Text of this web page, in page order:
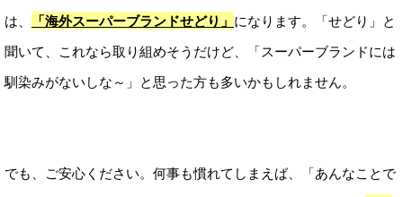
は、
「海外スーパーブランドせどり」 になります。「せどり」と
聞いて、これなら取り組めそうだけど、「スーパーブランドには
馴染みがないしな～」と思った方も多いかもしれません。
でも、ご安心ください。何事も慣れてしまえば、「あんなことで